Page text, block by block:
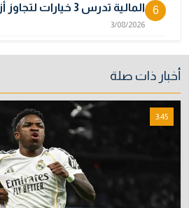
6 المالية تدرس 3 خيارات لتجاوز أزمة رواتب الموظفين
3/08/2026
31/07/2026
8
خطر "إيبولا" يتضاعف.. ارتفاع
بالفيروس إلى 3748
أخبار ذات صلة
3:45